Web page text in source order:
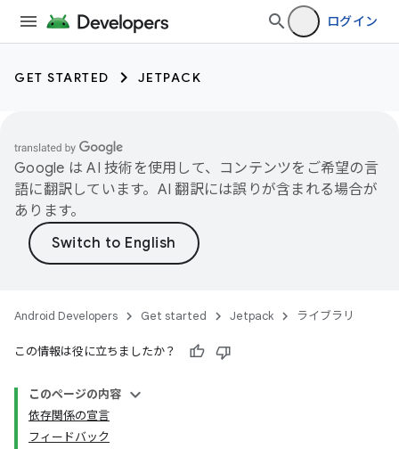
ログイン
GET STARTED JETPACK
Google は AI 技術を使用して、コンテンツをご希望の言
語に翻訳しています。AI 翻訳には誤りが含まれる場合が
あります。
Android Developers Get started Jetpack ライブラリ
この情報は役に立ちましたか？
このページの内容
依存関係の宣言
フィードバック